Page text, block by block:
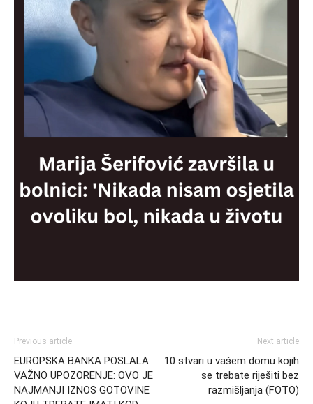
Previous article
EUROPSKA BANKA POSLALA
VAŽNO UPOZORENJE: OVO JE
NAJMANJI IZNOS GOTOVINE
Next article
10 stvari u vašem domu kojih
se trebate riješiti bez
razmišljanja (FOTO)